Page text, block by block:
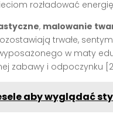
rozładować
, malowanie
trwałe,
w maty
zabawy i odpoczynku
aby wyglądać